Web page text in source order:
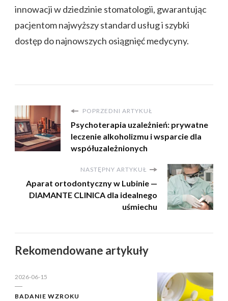
innowacji w dziedzinie stomatologii, gwarantując
pacjentom najwyższy standard usług i szybki
dostęp do najnowszych osiągnięć medycyny.
POPRZEDNI ARTYKUŁ
Psychoterapia uzależnień: prywatne
leczenie alkoholizmu i wsparcie dla
współuzależnionych
NASTĘPNY ARTYKUŁ
Aparat ortodontyczny w Lubinie —
DIAMANTE CLINICA dla idealnego
uśmiechu
Rekomendowane artykuły
2026-06-15
BADANIE WZROKU